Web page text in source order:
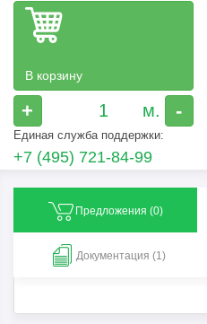
В корзину
+ -
Единая служба поддержки:
+7 (495) 721-84-99
Предложения (0)
Документация (1)